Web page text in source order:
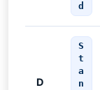
d
D
S
t
a
n